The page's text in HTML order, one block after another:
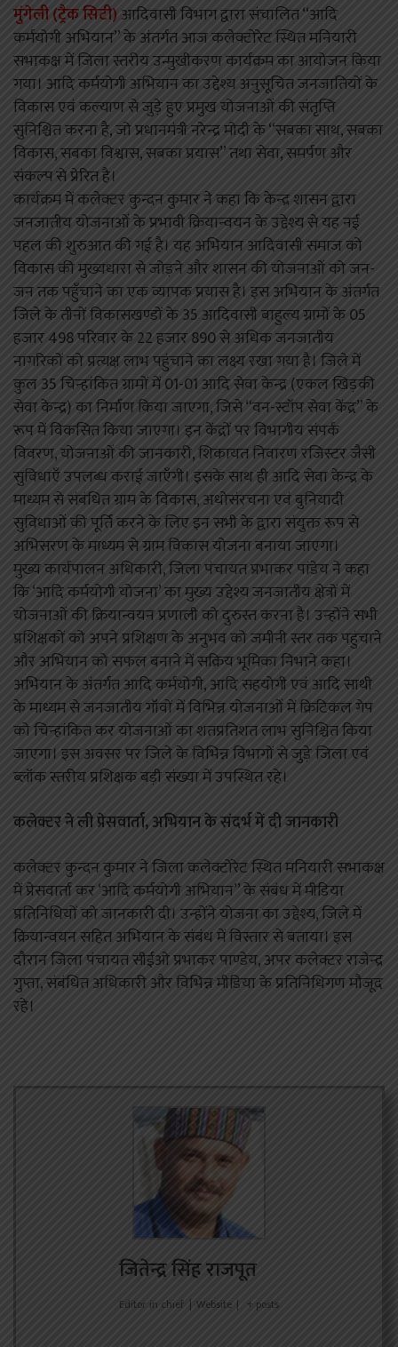
मुंगेली (ट्रैक सिटी) आदिवासी विभाग द्वारा संचालित ‘‘आदि
कर्मयोगी अभियान’’ के अंतर्गत आज कलेक्टोरेट स्थित मनियारी
सभाकक्ष में जिला स्तरीय उन्मुखीकरण कार्यक्रम का आयोजन किया
गया। आदि कर्मयोगी अभियान का उद्देश्य अनुसूचित जनजातियों के
विकास एवं कल्याण से जुड़े हुए प्रमुख योजनाओं की संतृप्ति
सुनिश्चित करना है, जो प्रधानमंत्री नरेन्द्र मोदी के ‘‘सबका साथ, सबका
विकास, सबका विश्वास, सबका प्रयास’’ तथा सेवा, समर्पण और
संकल्प से प्रेरित है।
कार्यक्रम में कलेक्टर कुन्दन कुमार ने कहा कि केन्द्र शासन द्वारा
जनजातीय योजनाओं के प्रभावी क्रियान्वयन के उद्देश्य से यह नई
पहल की शुरुआत की गई है। यह अभियान आदिवासी समाज को
विकास की मुख्यधारा से जोड़ने और शासन की योजनाओं को जन-
जन तक पहुँचाने का एक व्यापक प्रयास है। इस अभियान के अंतर्गत
जिले के तीनों विकासखण्डों के 35 आदिवासी बाहुल्य ग्रामों के 05
हजार 498 परिवार के 22 हजार 890 से अधिक जनजातीय
नागरिकों को प्रत्यक्ष लाभ पहुंचाने का लक्ष्य रखा गया है। जिले में
कुल 35 चिन्हांकित ग्रामों में 01-01 आदि सेवा केन्द्र (एकल खिड़की
सेवा केन्द्र) का निर्माण किया जाएगा, जिसे “वन-स्टॉप सेवा केंद्र” के
रूप में विकसित किया जाएगा। इन केंद्रों पर विभागीय संपर्क
विवरण, योजनाओं की जानकारी, शिकायत निवारण रजिस्टर जैसी
सुविधाएँ उपलब्ध कराई जाएँगी। इसके साथ ही आदि सेवा केन्द्र के
माध्यम से संबंधित ग्राम के विकास, अधोसंरचना एवं बुनियादी
सुविधाओं की पूर्ति करने के लिए इन सभी के द्वारा संयुक्त रूप से
अभिसरण के माध्यम से ग्राम विकास योजना बनाया जाएगा।
मुख्य कार्यपालन अधिकारी, जिला पंचायत प्रभाकर पांडेय ने कहा
कि ‘आदि कर्मयोगी योजना’ का मुख्य उद्देश्य जनजातीय क्षेत्रों में
योजनाओं की क्रियान्वयन प्रणाली को दुरुस्त करना है। उन्होंने सभी
प्रशिक्षकों को अपने प्रशिक्षण के अनुभव को जमीनी स्तर तक पहुंचाने
और अभियान को सफल बनाने में सक्रिय भूमिका निभाने कहा।
अभियान के अंतर्गत आदि कर्मयोगी, आदि सहयोगी एवं आदि साथी
के माध्यम से जनजातीय गॉवों में विभिन्न योजनाओं में क्रिटिकल गेप
को चिन्हांकित कर योजनाओं का शतप्रतिशत लाभ सुनिश्चित किया
जाएगा। इस अवसर पर जिले के विभिन्न विभागों से जुड़े जिला एवं
ब्लॉक स्तरीय प्रशिक्षक बड़ी संख्या में उपस्थित रहे।
कलेक्टर ने ली प्रेसवार्ता, अभियान के संदर्भ में दी जानकारी
कलेक्टर कुन्दन कुमार ने जिला कलेक्टोरेट स्थित मनियारी सभाकक्ष
में प्रेसवार्ता कर ‘आदि कर्मयोगी अभियान’’ के संबंध में मीडिया
प्रतिनिधियों को जानकारी दी। उन्होंने योजना का उद्देश्य, जिले में
क्रियान्वयन सहित अभियान के संबंध में विस्तार से बताया। इस
दौरान जिला पंचायत सीईओ प्रभाकर पाण्डेय, अपर कलेक्टर राजेन्द्र
गुप्ता, संबंधित अधिकारी और विभिन्न मीडिया के प्रतिनिधिगण मौजूद
रहे।
जितेन्द्र सिंह राजपूत
Editor in chief | Website | + posts